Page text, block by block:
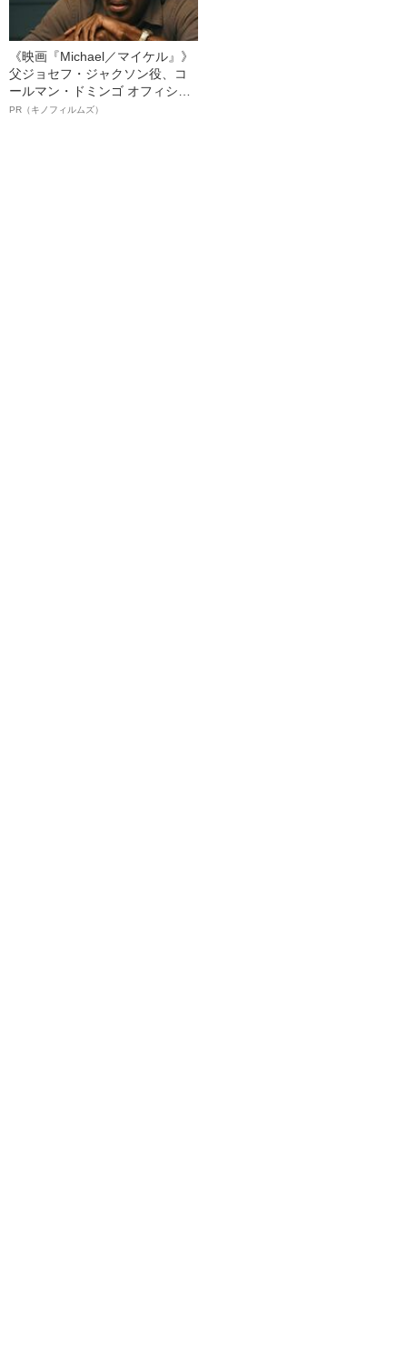
《映画『Michael／マイケル』》
父ジョセフ・ジャクソン役、コ
ールマン・ドミンゴ オフィシャ
ルインタビュー“観客を魅了した
PR（キノフィルムズ）